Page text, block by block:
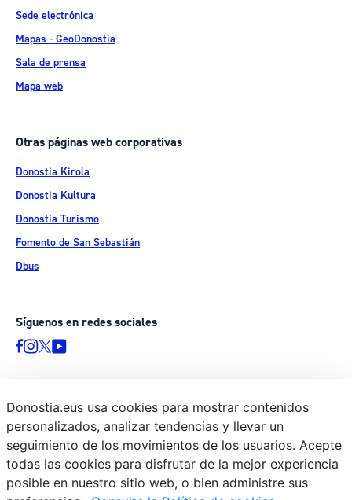
Sede electrónica
Mapas - GeoDonostia
Sala de prensa
Mapa web
Otras páginas web corporativas
Donostia Kirola
Donostia Kultura
Donostia Turismo
Fomento de San Sebastián
Dbus
Síguenos en redes sociales
© Donostiako Udala - Ayuntamiento de Donostia / San Sebastián
Ijentea 1, 20003 Donostia / San Sebastián
Aviso legal
Política de privacidad
Donostia.eus usa cookies para mostrar contenidos
personalizados, analizar tendencias y llevar un
seguimiento de los movimientos de los usuarios. Acepte
todas las cookies para disfrutar de la mejor experiencia
posible en nuestro sitio web, o bien administre sus